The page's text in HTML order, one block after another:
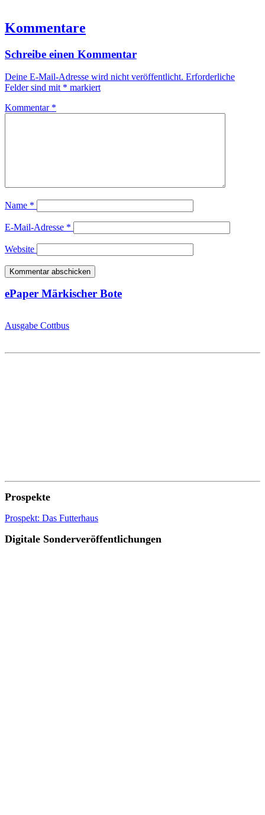
Kommentare
Schreibe einen Kommentar
Deine E-Mail-Adresse wird nicht veröffentlicht. Erforderliche
Felder sind mit * markiert
Kommentar *
Name *
E-Mail-Adresse *
Website
ePaper Märkischer Bote
Ausgabe Cottbus
Prospekte
Prospekt: Das Futterhaus
Digitale Sonderveröffentlichungen